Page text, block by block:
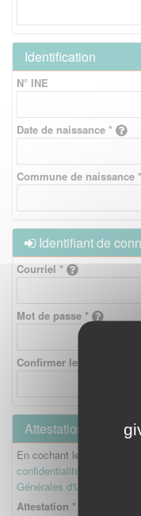
Identification
N° INE
Date de naissance *
Commune de naissance *
Identifiant de
Courriel *
Mot de passe *
Confirmer le mot de
Attestation
En cochant les cases ci-
confidentialité
Générales d'Utilisation
Attestation *